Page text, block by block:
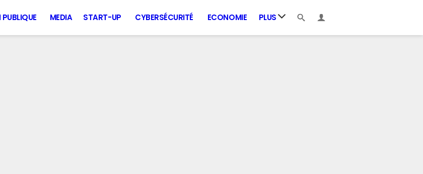
MEDIA START-UP CYBERSÉCURITÉ ECONOMIE PLUS